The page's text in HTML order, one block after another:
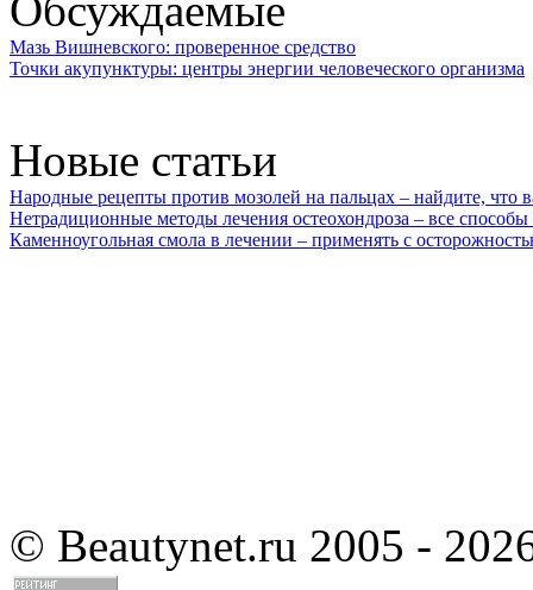
Мазь Вишневского: проверенное средство
Точки акупунктуры: центры энергии человеческого организма
Новые статьи
Народные рецепты против мозолей на пальцах – найдите, что
Нетрадиционные методы лечения остеохондроза – все
Каменноугольная смола в лечении – применять с
© Beautynet.ru 2005 -